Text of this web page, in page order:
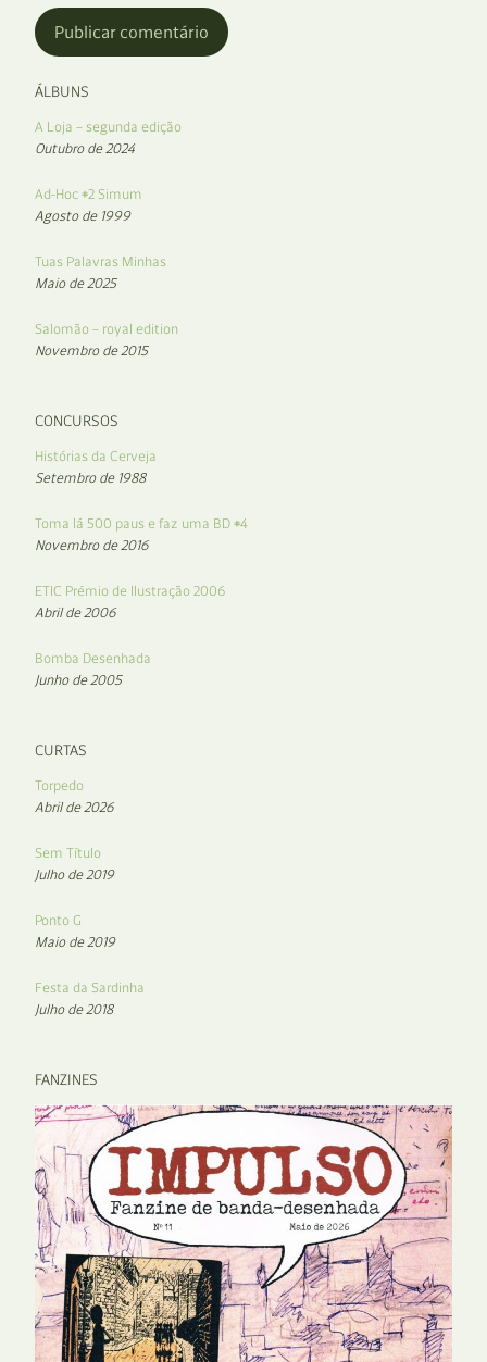
ÁLBUNS
A Loja – segunda edição
Outubro de 2024
Ad-Hoc #2 Simum
Agosto de 1999
Tuas Palavras Minhas
Maio de 2025
Salomão – royal edition
Novembro de 2015
CONCURSOS
Histórias da Cerveja
Setembro de 1988
Toma lá 500 paus e faz uma BD #4
Novembro de 2016
ETIC Prémio de Ilustração 2006
Abril de 2006
Bomba Desenhada
Junho de 2005
CURTAS
Torpedo
Abril de 2026
Sem Título
Julho de 2019
Ponto G
Maio de 2019
Festa da Sardinha
Julho de 2018
FANZINES